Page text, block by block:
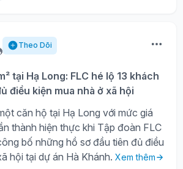
Theo Dõi
tại Hạ Long: FLC hé lộ 13 khách
điều kiện mua nhà ở xã hội
căn hộ tại Hạ Long với mức giá
thành hiện thực khi Tập đoàn FLC
bố những hồ sơ đầu tiên đủ điều
hội tại dự án Hà Khánh. Xem thêm